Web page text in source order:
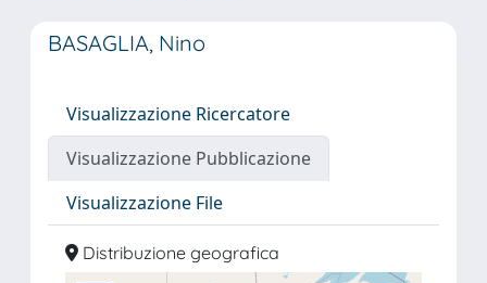
BASAGLIA, Nino
Visualizzazione Ricercatore
Visualizzazione Pubblicazione
Visualizzazione File
Distribuzione geografica